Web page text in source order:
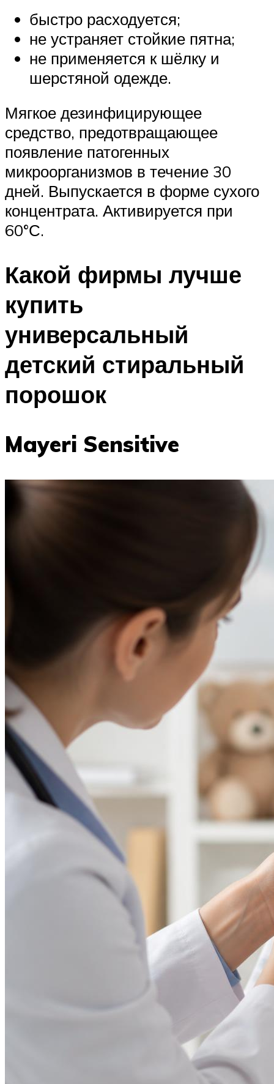
быстро расходуется;
не устраняет стойкие пятна;
не применяется к шёлку и
шерстяной одежде.
Мягкое дезинфицирующее
средство, предотвращающее
появление патогенных
микроорганизмов в течение 30
дней. Выпускается в форме сухого
концентрата. Активируется при
60°С.
Какой фирмы лучше
купить
универсальный
детский стиральный
порошок
Mayeri Sensitive